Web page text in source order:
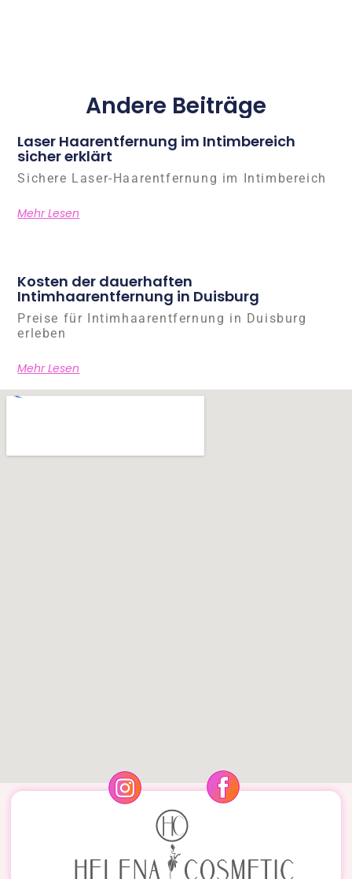
Andere Beiträge
Laser Haarentfernung im Intimbereich
sicher erklärt
Sichere Laser-Haarentfernung im Intimbereich
Mehr Lesen
Kosten der dauerhaften
Intimhaarentfernung in Duisburg
Preise für Intimhaarentfernung in Duisburg
erleben
Mehr Lesen